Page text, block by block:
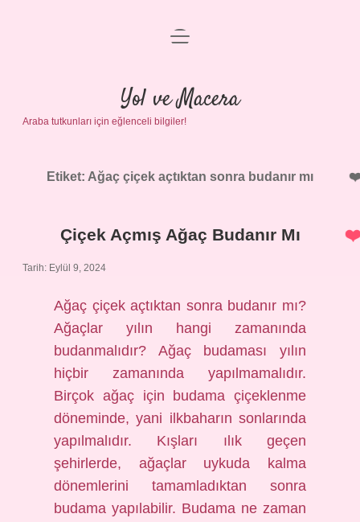
Anasayfa
Gizlilik Politikası
Yasal Uyarı
menüyü
Yol ve Macera
Araba tutkunları için eğlenceli bilgiler!
Etiket: Ağaç çiçek açtıktan sonra budanır mı
Çiçek Açmış Ağaç Budanır Mı
Tarih: Eylül 9, 2024
Ağaç çiçek açtıktan sonra budanır mı?
Ağaçlar yılın hangi zamanında
budanmalıdır? Ağaç budaması yılın
hiçbir zamanında yapılmamalıdır.
Birçok ağaç için budama çiçeklenme
döneminde, yani ilkbaharın sonlarında
yapılmalıdır. Kışları ılık geçen
şehirlerde, ağaçlar uykuda kalma
dönemlerini tamamladıktan sonra
budama yapılabilir. Budama ne zaman